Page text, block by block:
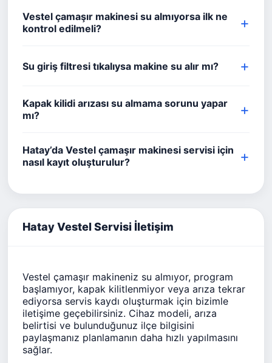
Vestel çamaşır makinesi su almıyorsa ilk ne
kontrol edilmeli?
Su giriş filtresi tıkalıysa makine su alır mı?
Kapak kilidi arızası su almama sorunu yapar
mı?
Hatay’da Vestel çamaşır makinesi servisi için
nasıl kayıt oluşturulur?
Hatay Vestel Servisi İletişim
Vestel çamaşır makineniz su almıyor, program
başlamıyor, kapak kilitlenmiyor veya arıza tekrar
ediyorsa servis kaydı oluşturmak için bizimle
iletişime geçebilirsiniz. Cihaz modeli, arıza
belirtisi ve bulunduğunuz ilçe bilgisini
paylaşmanız planlamanın daha hızlı yapılmasını
sağlar.